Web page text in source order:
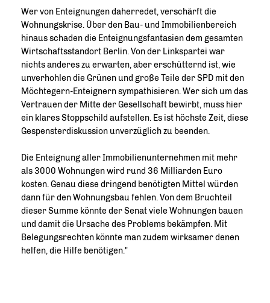
Wer von Enteignungen daherredet, verschärft die
Wohnungskrise. Über den Bau- und Immobilienbereich
hinaus schaden die Enteignungsfantasien dem gesamten
Wirtschaftsstandort Berlin. Von der Linkspartei war
nichts anderes zu erwarten, aber erschütternd ist, wie
unverhohlen die Grünen und große Teile der SPD mit den
Möchtegern-Enteignern sympathisieren. Wer sich um das
Vertrauen der Mitte der Gesellschaft bewirbt, muss hier
ein klares Stoppschild aufstellen. Es ist höchste Zeit, diese
Gespensterdiskussion unverzüglich zu beenden.
Die Enteignung aller Immobilienunternehmen mit mehr
als 3000 Wohnungen wird rund 36 Milliarden Euro
kosten. Genau diese dringend benötigten Mittel würden
dann für den Wohnungsbau fehlen. Von dem Bruchteil
dieser Summe könnte der Senat viele Wohnungen bauen
und damit die Ursache des Problems bekämpfen. Mit
Belegungsrechten könnte man zudem wirksamer denen
helfen, die Hilfe benötigen."